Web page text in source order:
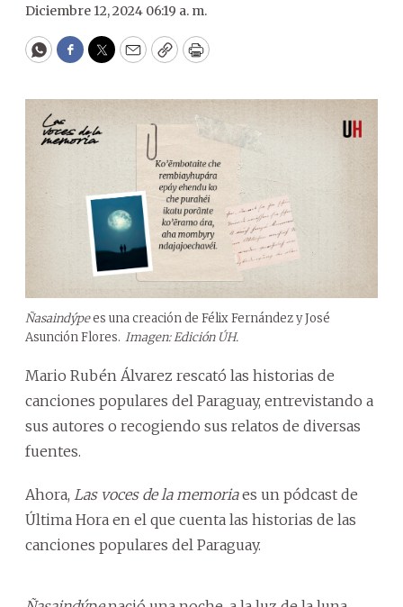
Diciembre 12, 2024 06:19 a. m.
WhatsApp
Facebook
Twitter
EmailCopyPrint
Ñasaindýpees una creación de Félix Fernández y José
Asunción Flores. Imagen: Edición ÚH.
Mario Rubén Álvarez rescató las historias de
canciones populares del Paraguay, entrevistando a
sus autores o recogiendo sus relatos de diversas
fuentes.
Ahora, Las voces de la memoriaes un pódcast de
Última Hora en el que cuenta las historias de las
canciones populares del Paraguay.